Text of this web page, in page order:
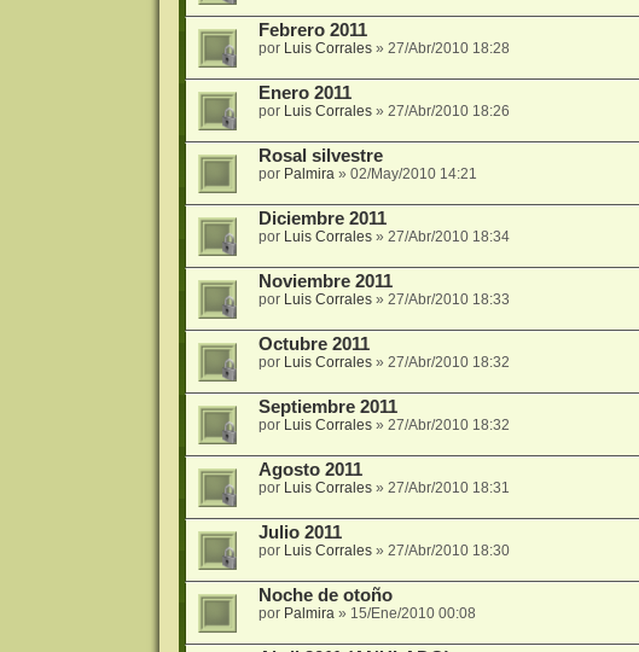
Febrero 2011
por Luis Corrales» 27/Abr/2010 18:28
Enero 2011
por Luis Corrales» 27/Abr/2010 18:26
Rosal silvestre
por Palmira» 02/May/2010 14:21
Diciembre 2011
por Luis Corrales» 27/Abr/2010 18:34
Noviembre 2011
por Luis Corrales» 27/Abr/2010 18:33
Octubre 2011
por Luis Corrales» 27/Abr/2010 18:32
Septiembre 2011
por Luis Corrales» 27/Abr/2010 18:32
Agosto 2011
por Luis Corrales» 27/Abr/2010 18:31
Julio 2011
por Luis Corrales» 27/Abr/2010 18:30
Noche de otoño
por Palmira» 15/Ene/2010 00:08